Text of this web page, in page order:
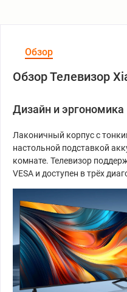
Обзор
Обзор Телевизор
Дизайн и эргономика
Лаконичный корпус с
настольной подставкой
комнате. Телевизор
VESA и доступен в трёх